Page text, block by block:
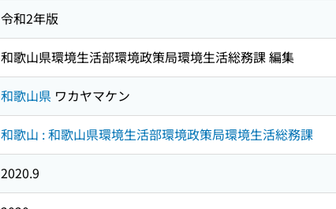
令和2年版
和歌山県環境生活部環境政策局環境生活総務課 編集
和歌山県 ワカヤマケン
和歌山 : 和歌山県環境生活部環境政策局環境生活総務課
2020.9